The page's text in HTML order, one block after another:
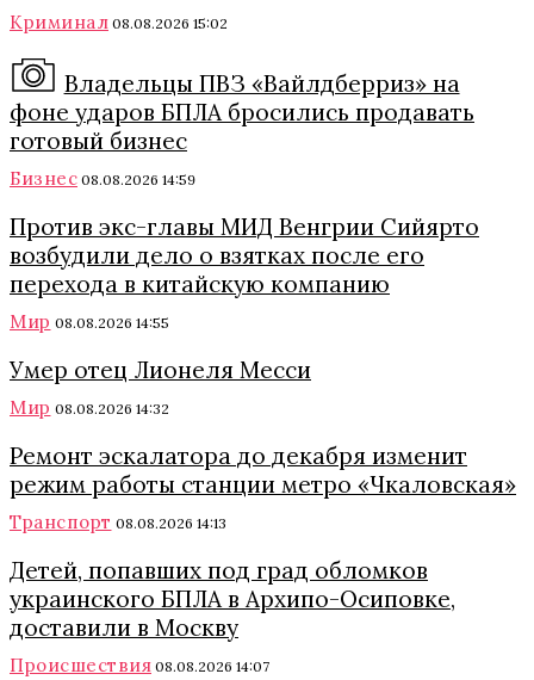
Криминал 08.08.2026 15:02
Владельцы ПВЗ «Вайлдберриз» на
фоне ударов БПЛА бросились продавать
готовый бизнес
Бизнес 08.08.2026 14:59
Против экс-главы МИД Венгрии Сийярто
возбудили дело о взятках после его
перехода в китайскую компанию
Мир 08.08.2026 14:55
Умер отец Лионеля Месси
Мир 08.08.2026 14:32
Ремонт эскалатора до декабря изменит
режим работы станции метро «Чкаловская»
Транспорт 08.08.2026 14:13
Детей, попавших под град обломков
украинского БПЛА в Архипо-Осиповке,
доставили в Москву
Происшествия 08.08.2026 14:07